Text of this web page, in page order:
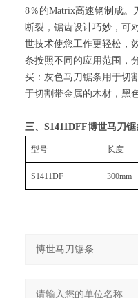
8％的Matrix高速钢制成。
断裂，锯齿设计巧妙，可
世技术使您工作更轻松，
条按照不同的应用范围，
买：灰色马刀锯条用于切
于切割带金属的木材，黑
三、S1411DFF博世马刀
型号 长度
S1411DF 300mm